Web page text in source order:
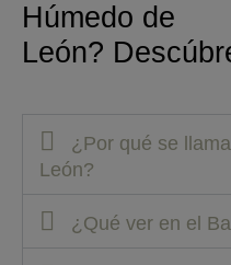
Húmedo de
León?
¿Por qué se
León?
¿Qué ver en el